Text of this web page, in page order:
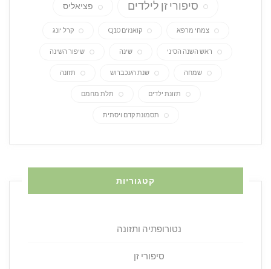
סיפורי זן לילדים פציאליס
צמחי מרפא קואנזים Q10 קרל יונג
ראש השנה הסיני שינה שיפור השינה
שמחה שנת העכברוש תזונה
תזונת ילדים תלת מחמם
תסמונת קדם ויסתית
קטגוריות
נטורופתיה ותזונה
סיפורי זן